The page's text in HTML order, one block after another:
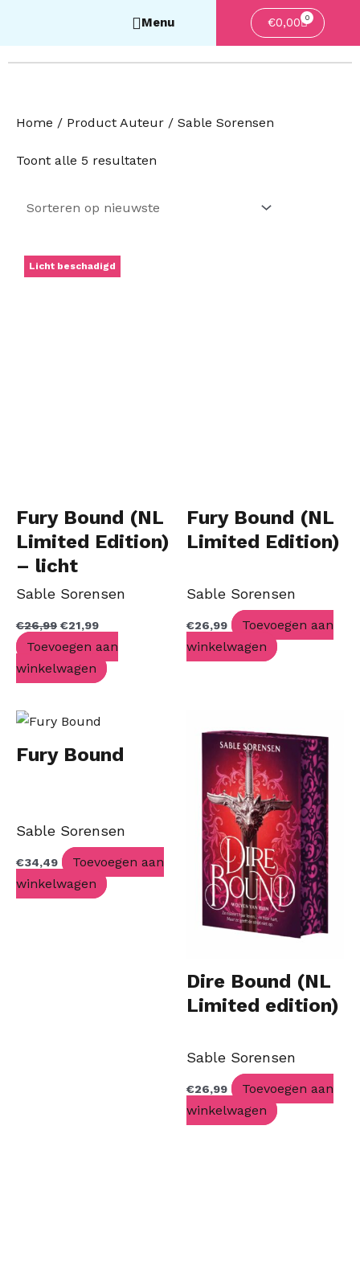
€0,00 0
Home / Product Auteur / Sable Sorensen
Toont alle 5 resultaten
nieuwste
Licht beschadigd
Fury Bound (NL
Limited Edition)
– licht
beschadigd
Sable Sorensen
€26,99
Oorspronkelijke
prijs
€21,99
Huidige
prijs
Toevoegen aan
winkelwagen
Fury Bound (NL
Limited Edition)
Sable Sorensen
€26,99
Toevoegen aan
winkelwagen
Fury Bound
Sable Sorensen
€34,49
Toevoegen aan
winkelwagen
Dire Bound (NL
Limited edition)
Sable Sorensen
€26,99
Toevoegen aan
winkelwagen